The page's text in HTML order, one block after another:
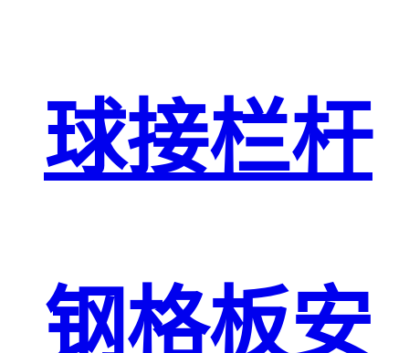
球接栏杆
钢格板安